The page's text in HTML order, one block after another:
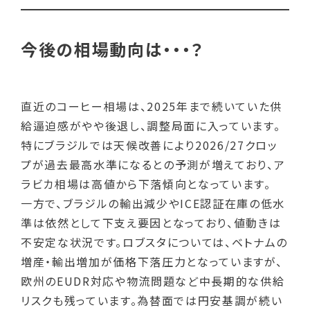
今後の相場動向は・・・？
直近のコーヒー相場は、2025年まで続いていた供
給逼迫感がやや後退し、調整局面に入っています。
特にブラジルでは天候改善により2026/27クロッ
プが過去最高水準になるとの予測が増えており、ア
ラビカ相場は高値から下落傾向となっています。
一方で、ブラジルの輸出減少やICE認証在庫の低水
準は依然として下支え要因となっており、値動きは
不安定な状況です。ロブスタについては、ベトナムの
増産・輸出増加が価格下落圧力となっていますが、
欧州のEUDR対応や物流問題など中長期的な供給
リスクも残っています。為替面では円安基調が続い